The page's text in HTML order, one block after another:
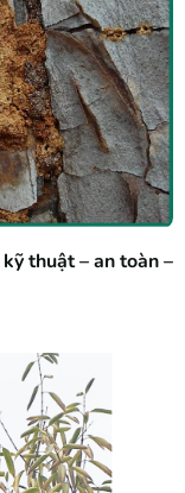
thuật – an toàn –